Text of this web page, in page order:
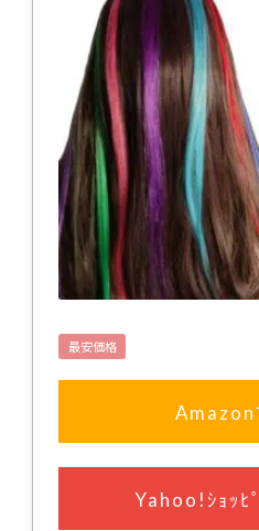
最安価格
Amazon
Yahoo!ｼｮｯﾋ